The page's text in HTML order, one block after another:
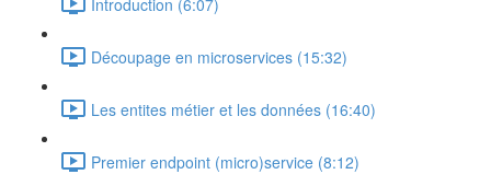
Découpage en microservices (15:32)
Les entites métier et les données (16:40)
Premier endpoint (micro)service (8:12)